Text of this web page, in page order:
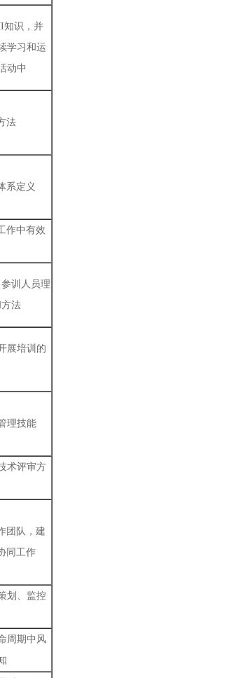
知识，并
学习和运
动中
法
系定义
作中有效
训人员理
法
展培训的
理技能
术评审方
团队，建
同工作
划、监控
周期中风